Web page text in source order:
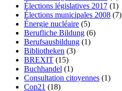
Élections législatives 2017 (1)
Élections municipales 2008 (7)
Énergie nucléaire (5)
Berufliche Bildung (6)
Berufsausbildung (1)
Bibliotheken (3)
BREXIT (15)
Buchhandel (1)
Consultation citoyennes (1)
Cop21 (18)